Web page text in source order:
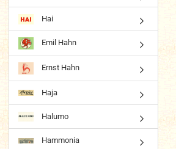
Hai
Emil Hahn
Ernst Hahn
Haja
Halumo
Hammonia